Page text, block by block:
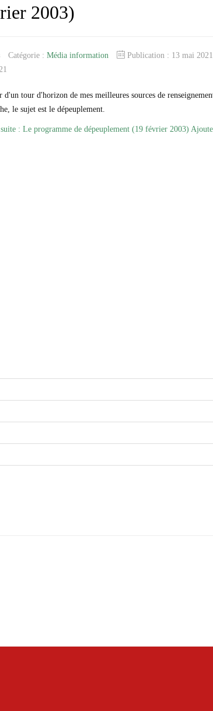
2003)
Catégorie : Média information Publication : 13 mai 2021
tour d'horizon de mes meilleures sources de
le sujet est le dépeuplement.
: Le programme de dépeuplement (19 février 2003)